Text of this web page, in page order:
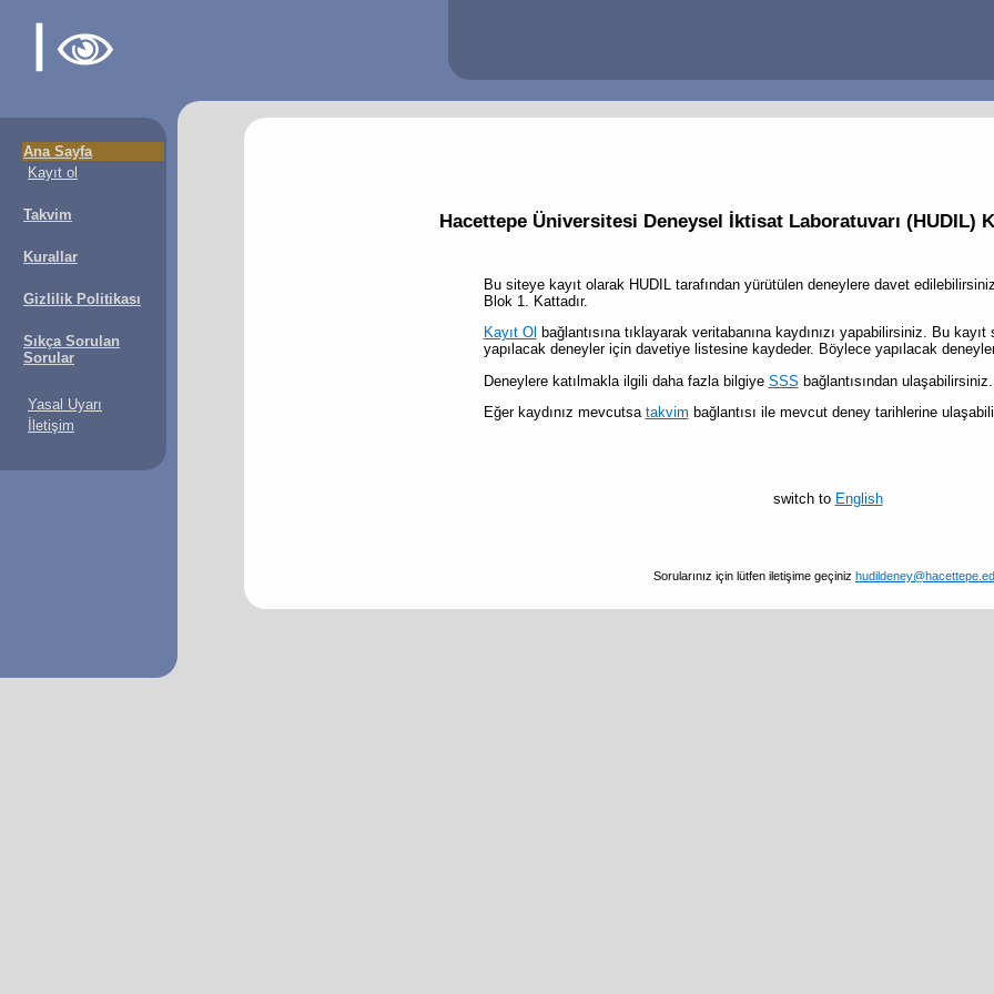
Ana Sayfa
Kayıt ol
Takvim
Kurallar
Gizlilik Politikası
Sıkça Sorulan
Sorular
Yasal Uyarı
İletişim
Hacettepe Üniversitesi Deneysel İktisat Laboratuvarı (HUDIL)
Bu siteye kayıt olarak HUDIL tarafından yürütülen deneylere davet
Blok 1. Kattadır.
Kayıt Ol bağlantısına tıklayarak veritabanına kaydınızı yapabilirsiniz. Bu
yapılacak deneyler için davetiye listesine kaydeder. Böylece yapılacak
Deneylere katılmakla ilgili daha fazla bilgiye SSS bağlantısından ulaşabilirsiniz.
Eğer kaydınız mevcutsa takvim bağlantısı ile mevcut deney tarihlerine
switch to English
Sorularınız için lütfen iletişime geçiniz